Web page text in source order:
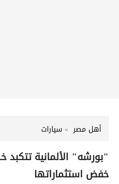
أهل مصر سيارات
"بورشه" الألمانية تتكبد
خفض استثماراتها